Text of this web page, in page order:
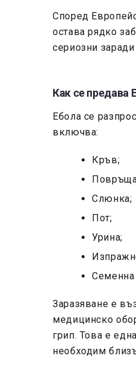
Според
остава рядко
сериозни
Как се предава
Ебола се
включва:
Кръв;
Слюнка;
Пот;
Урина;
Семенна
Заразяване е
медицинско
грип. Това е
необходим